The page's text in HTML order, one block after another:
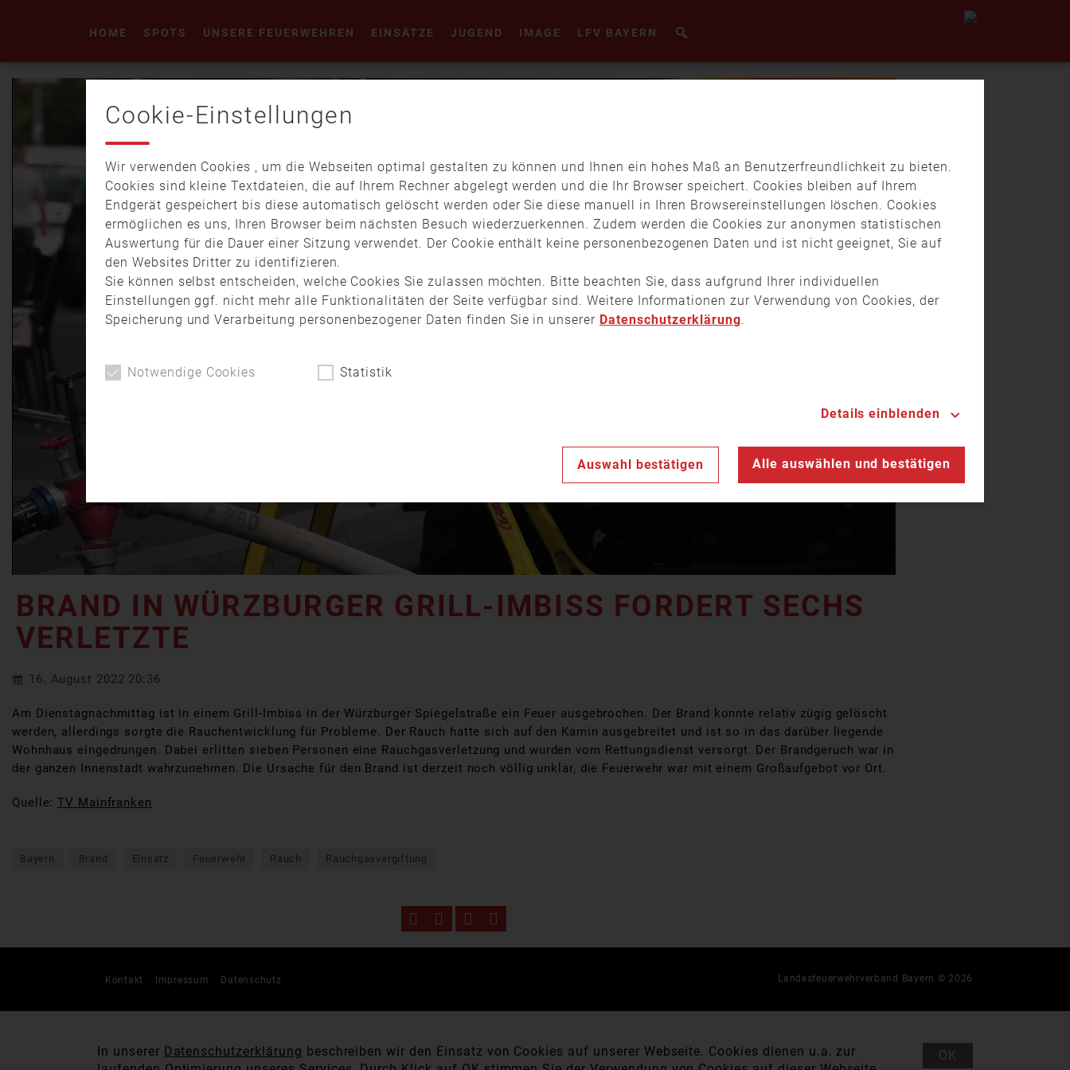
HOME SPOTS UNSERE FEUERWEHREN EINSÄTZE JUGEND IMAGE LFV BAYERN
abspielen
BRAND IN WÜRZBURGER GRILL-IMBISS FORDERT SECHS
VERLETZTE
16. August 2022 20:36
Am Dienstagnachmittag ist in einem Grill-Imbiss in der Würzburger Spiegelstraße ein Feuer ausgebrochen. Der Brand konnte relativ zügig gelöscht
werden, allerdings sorgte die Rauchentwicklung für Probleme. Der Rauch hatte sich auf den Kamin ausgebreitet und ist so in das darüber liegende
Wohnhaus eingedrungen. Dabei erlitten sieben Personen eine Rauchgasverletzung und wurden vom Rettungsdienst versorgt. Der Brandgeruch war in
der ganzen Innenstadt wahrzunehmen. Die Ursache für den Brand ist derzeit noch völlig unklar, die Feuerwehr war mit einem Großaufgebot vor Ort.
Quelle:TV Mainfranken
Bayern Brand Einsatz Feuerwehr Rauch Rauchgasvergiftung
Kontakt Impressum Datenschutz Landesfeuerwehrverband Bayern © 2026
Cookie-Einstellungen
Wir verwenden Cookies , um die Webseiten optimal gestalten zu können und Ihnen ein hohes Maß an Benutzerfreundlichkeit zu bieten.
Cookies sind kleine Textdateien, die auf Ihrem Rechner abgelegt werden und die Ihr Browser speichert. Cookies bleiben auf Ihrem
Endgerät gespeichert bis diese automatisch gelöscht werden oder Sie diese manuell in Ihren Browsereinstellungen löschen. Cookies
ermöglichen es uns, Ihren Browser beim nächsten Besuch wiederzuerkennen. Zudem werden die Cookies zur anonymen statistischen
Auswertung für die Dauer einer Sitzung verwendet. Der Cookie enthält keine personenbezogenen Daten und ist nicht geeignet, Sie auf
den Websites Dritter zu identifizieren.
Sie können selbst entscheiden, welche Cookies Sie zulassen möchten. Bitte beachten Sie, dass aufgrund Ihrer individuellen
Einstellungen ggf. nicht mehr alle Funktionalitäten der Seite verfügbar sind. Weitere Informationen zur Verwendung von Cookies, der
Speicherung und Verarbeitung personenbezogener Daten finden Sie in unserer Datenschutzerklärung.
Notwendige Cookies Statistik
Details einblenden
Auswahl bestätigen Alle auswählen und bestätigen
In unserer Datenschutzerklärung beschreiben wir den Einsatz von Cookies auf unserer Webseite. Cookies dienen u.a. zur
OK